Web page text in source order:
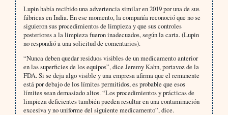
Lupin había recibido una advertencia similar en 2019 por una de sus
fábricas en India. En ese momento, la compañía reconoció que no se
siguieron sus procedimientos de limpieza y que sus controles
posteriores a la limpieza fueron inadecuados, según la carta. (Lupin
no respondió a una solicitud de comentarios).
“Nunca deben quedar residuos visibles de un medicamento anterior
en las superficies de los equipos”, dice Jeremy Kahn, portavoz de la
FDA. Si se deja algo visible y una empresa afirma que el remanente
está por debajo de los límites permitidos, es probable que esos
límites sean demasiado altos. “Los procedimientos y prácticas de
limpieza deficientes también pueden resultar en una contaminación
excesiva y no uniforme del siguiente medicamento”, dice.